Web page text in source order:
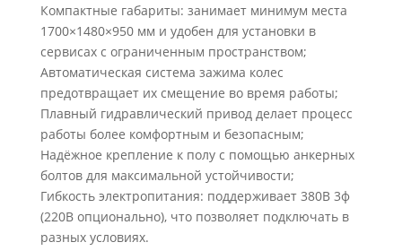
Компактные габариты: занимает минимум места
1700×1480×950 мм и удобен для установки в
сервисах с ограниченным пространством;
Автоматическая система зажима колес
предотвращает их смещение во время работы;
Плавный гидравлический привод делает процесс
работы более комфортным и безопасным;
Надёжное крепление к полу с помощью анкерных
болтов для максимальной устойчивости;
Гибкость электропитания: поддерживает 380В 3ф
(220В опционально), что позволяет подключать в
разных условиях.